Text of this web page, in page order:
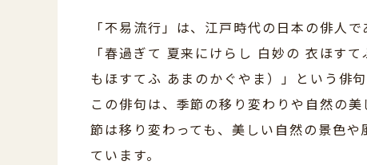
「不易流行」は、江戸時代の日本の俳人
「春過ぎて 夏来にけらし 白妙の 衣ほす
もほすてふ あまのかぐやま）」という俳句
この俳句は、季節の移り変わりや自然の
節は移り変わっても、美しい自然の景色
ています。